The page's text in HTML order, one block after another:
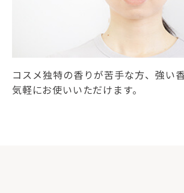
コスメ独特の香りが苦手な方、強い
気軽にお使いいただけます。